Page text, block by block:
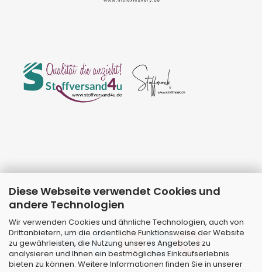
Diese Webseite verwendet Cookies und
andere Technologien
Wir verwenden Cookies und ähnliche Technologien, auch von
Drittanbietern, um die ordentliche Funktionsweise der Website
zu gewährleisten, die Nutzung unseres Angebotes zu
analysieren und Ihnen ein bestmögliches Einkaufserlebnis
bieten zu können. Weitere Informationen finden Sie in unserer